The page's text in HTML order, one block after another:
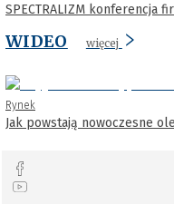
SPECTRALIZM konferencja
WIDEO więcej
Rynek
Jak powstają nowoczesne